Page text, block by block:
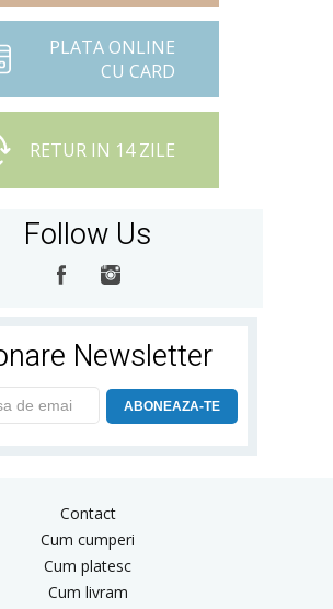
PLATA ONLINE
CU CARD
RETUR IN 14 ZILE
Follow Us
Newsletter
ABONEAZA-TE
Contact
Cum cumperi
Cum platesc
Cum livram